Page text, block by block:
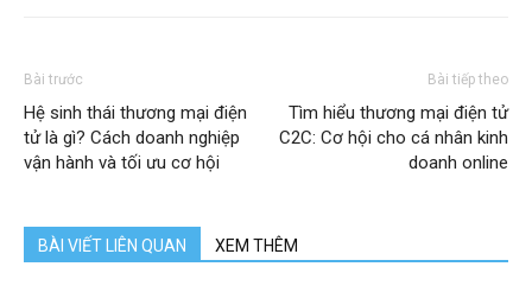
Bài trước
Hệ sinh thái thương mại điện
tử là gì? Cách doanh nghiệp
vận hành và tối ưu cơ hội
Bài tiếp theo
Tìm hiểu thương mại điện tử
C2C: Cơ hội cho cá nhân kinh
doanh online
BÀI VIẾT LIÊN QUAN XEM THÊM